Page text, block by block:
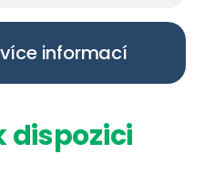
informací
dispozici